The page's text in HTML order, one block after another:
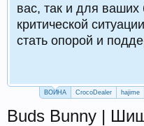
вас, так и для ваших
критической
стать опорой и
ВОЙНА CrocoDealer hajime
Buds Bunny |